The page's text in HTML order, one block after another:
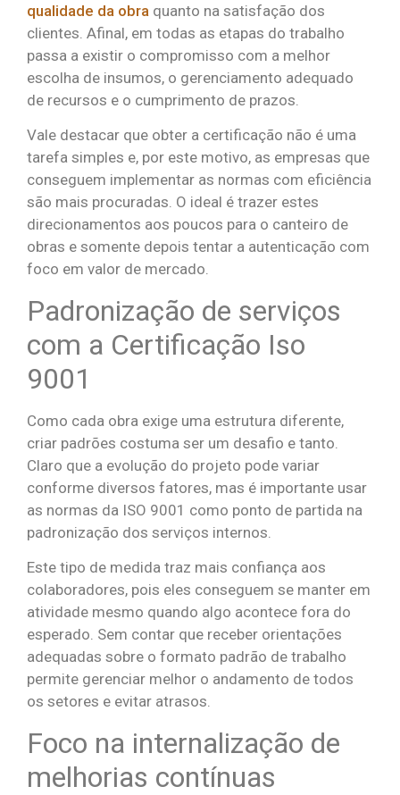
qualidade da obra quanto na satisfação dos
clientes. Afinal, em todas as etapas do trabalho
passa a existir o compromisso com a melhor
escolha de insumos, o gerenciamento adequado
de recursos e o cumprimento de prazos.
Vale destacar que obter a certificação não é uma
tarefa simples e, por este motivo, as empresas que
conseguem implementar as normas com eficiência
são mais procuradas. O ideal é trazer estes
direcionamentos aos poucos para o canteiro de
obras e somente depois tentar a autenticação com
foco em valor de mercado.
Padronização de serviços
com a Certificação Iso
9001
Como cada obra exige uma estrutura diferente,
criar padrões costuma ser um desafio e tanto.
Claro que a evolução do projeto pode variar
conforme diversos fatores, mas é importante usar
as normas da ISO 9001 como ponto de partida na
padronização dos serviços internos.
Este tipo de medida traz mais confiança aos
colaboradores, pois eles conseguem se manter em
atividade mesmo quando algo acontece fora do
esperado. Sem contar que receber orientações
adequadas sobre o formato padrão de trabalho
permite gerenciar melhor o andamento de todos
os setores e evitar atrasos.
Foco na internalização de
melhorias contínuas